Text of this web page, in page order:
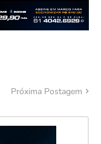
Próxima Postagem